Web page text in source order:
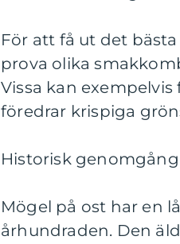
För att få ut det
prova olika
Vissa kan
föredrar krispiga
Historisk
Mögel på ost har en
århundraden. Den